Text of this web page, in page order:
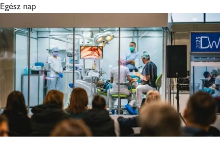
Egész nap